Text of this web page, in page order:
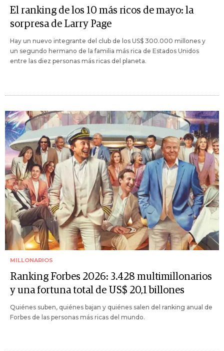
El ranking de los 10 más ricos de mayo: la
sorpresa de Larry Page
Hay un nuevo integrante del club de los US$ 300.000 millones y
un segundo hermano de la familia más rica de Estados Unidos
entre las diez personas más ricas del planeta.
MILLONARIOS
Ranking Forbes 2026: 3.428 multimillonarios
y una fortuna total de US$ 20,1 billones
Quiénes suben, quiénes bajan y quiénes salen del ranking anual de
Forbes de las personas más ricas del mundo.